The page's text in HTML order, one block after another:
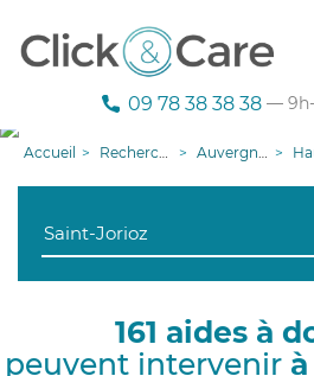
09 78 38 38 38 — 9h-
Accueil Recherche aide à domicile Auvergne-Rhône-Alpes
161 aides à
peuvent intervenir